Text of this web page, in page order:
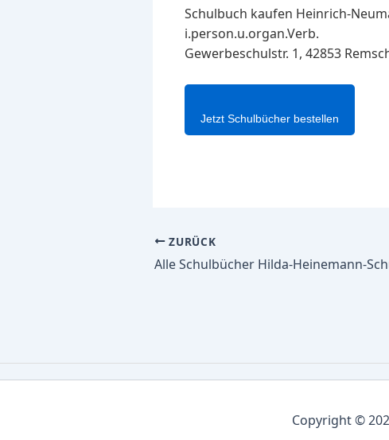
Schulbuch kaufen Heinrich-
i.person.u.organ.Verb.
Gewerbeschulstr. 1, 42853
Jetzt Schulbücher bestellen
ZURÜCK
Copyright ©